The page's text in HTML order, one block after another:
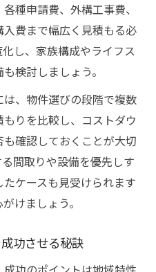
種申請費、外構工事費、
費まで幅広く見積もる必
し、家族構成やライフス
検討しましょう。
、物件選びの段階で複数
りを比較し、コストダウ
確認しておくことが大切
間取りや設備を優先しす
ケースも見受けられます
けましょう。
功させる秘訣